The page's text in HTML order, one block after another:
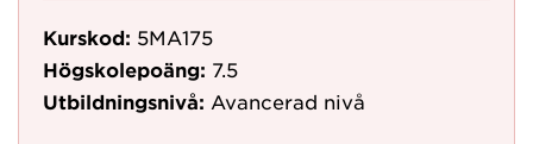
Kurskod: 5MA175
Högskolepoäng: 7.5
Utbildningsnivå: Avancerad nivå